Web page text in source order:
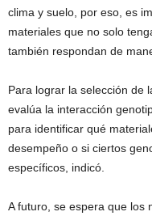
clima y suelo, por eso, es
materiales que no solo
también respondan de
Para lograr la selección de
evalúa la interacción
para identificar qué
desempeño o si ciertos
específicos, indicó.
A futuro, se espera que los